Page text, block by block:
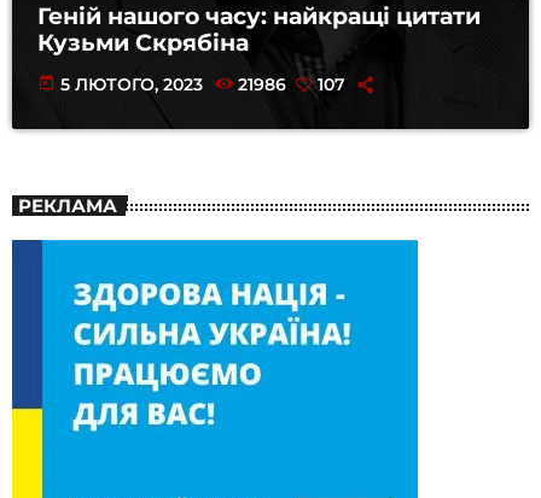
Геній нашого часу: найкращі цитати
Кузьми Скрябіна
today 5 ЛЮТОГО, 2023 21986 107
РЕКЛАМА